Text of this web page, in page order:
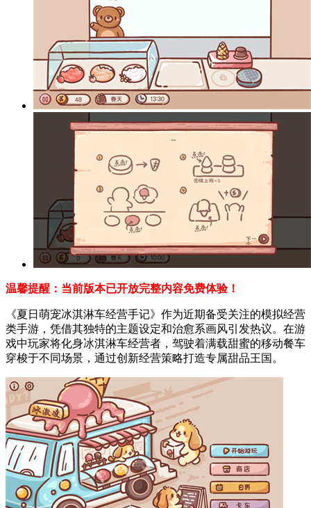
温馨提醒：当前版本已开放完整内容免费体验！
《夏日萌宠冰淇淋车经营手记》作为近期备受关注的模拟经营
类手游，凭借其独特的主题设定和治愈系画风引发热议。在游
戏中玩家将化身冰淇淋车经营者，驾驶着满载甜蜜的移动餐车
穿梭于不同场景，通过创新经营策略打造专属甜品王国。